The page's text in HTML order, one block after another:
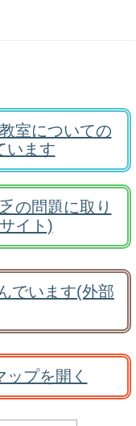
室についての
います
の問題に取り
イト)
でいます(外部
プを開く